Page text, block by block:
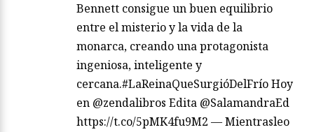
Bennett consigue un buen equilibrio
entre el misterio y la vida de la
monarca, creando una protagonista
ingeniosa, inteligente y
cercana.#LaReinaQueSurgióDelFrío Hoy
en @zendalibros Edita @SalamandraEd
https://t.co/5pMK4fu9M2 — Mientrasleo